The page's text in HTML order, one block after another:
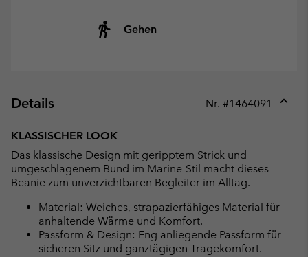
Gehen
Details Nr. #1464091
KLASSISCHER LOOK
Das klassische Design mit geripptem Strick und
umgeschlagenem Bund im Marine-Stil macht dieses
Beanie zum unverzichtbaren Begleiter im Alltag.
Material: Weiches, strapazierfähiges Material für
anhaltende Wärme und Komfort.
Passform & Design: Eng anliegende Passform für
sicheren Sitz und ganztägigen Tragekomfort.